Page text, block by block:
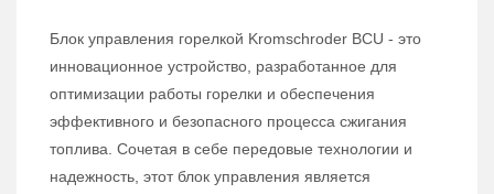
Блок управления горелкой Kromschroder BCU - это
инновационное устройство, разработанное для
оптимизации работы горелки и обеспечения
эффективного и безопасного процесса сжигания
топлива. Сочетая в себе передовые технологии и
надежность, этот блок управления является